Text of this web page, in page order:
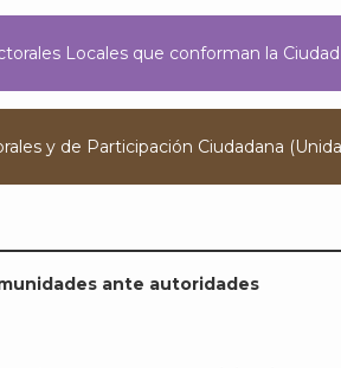
Locales que conforman la
y de Participación Ciudadana
ante autoridades